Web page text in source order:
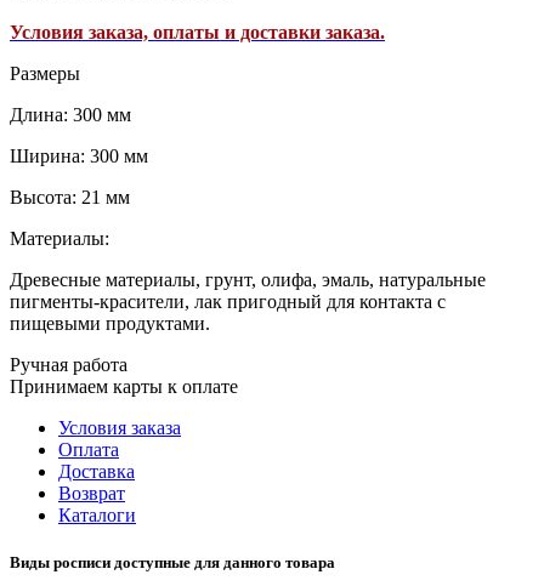
Условия заказа, оплаты и доставки заказа.
Размеры
Длина: 300 мм
Ширина: 300 мм
Высота: 21 мм
Материалы:
Древесные материалы, грунт, олифа, эмаль, натуральные
пигменты-красители, лак пригодный для контакта с
пищевыми продуктами.
Ручная работа
Принимаем карты к оплате
Условия заказа
Оплата
Доставка
Возврат
Каталоги
Виды росписи доступные для данного товара